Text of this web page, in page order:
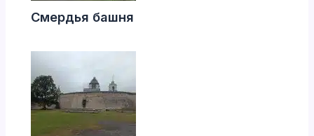
Смердья башня